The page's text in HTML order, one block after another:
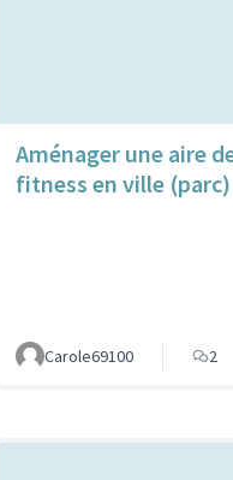
Aménager une aire
fitness en ville (parc)
Carole69100 2